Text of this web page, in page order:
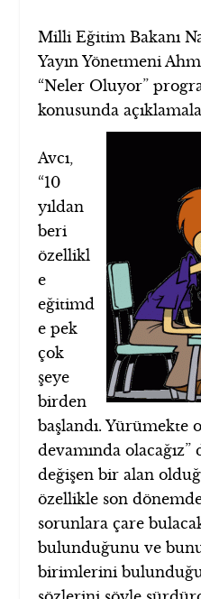
Milli Eğitim Bakanı
Yayın Yönetmeni
“Neler Oluyor”
konusunda
Avcı,
“10
yıldan
beri
özellikl
e
eğitimd
e pek
çok
şeye
birden
başlandı. Yürümekte
devamında
değişen bir alan
özellikle son
sorunlara çare
bulunduğunu ve
birimlerini